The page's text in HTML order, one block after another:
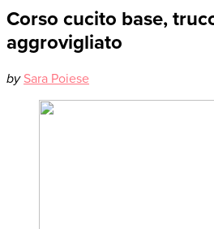
Corso cucito base,
aggrovigliato
by Sara Poiese